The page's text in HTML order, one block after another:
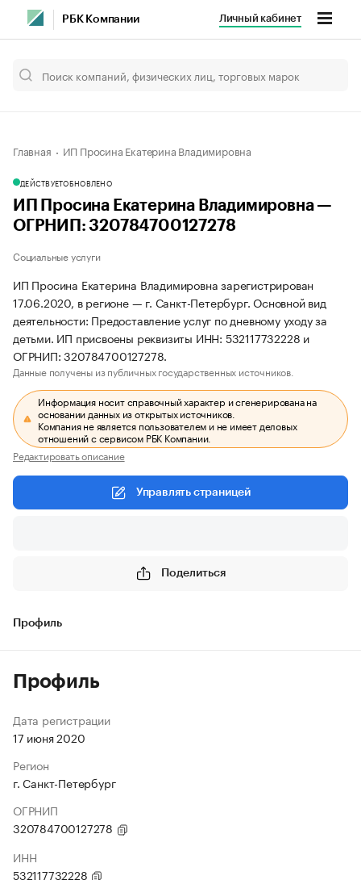
РБК Компании Личный кабинет
Главная ИП Просина Екатерина Владимировна
ДЕЙСТВУЕТОБНОВЛЕНО
ИП Просина Екатерина Владимировна —
ОГРНИП: 320784700127278
Социальные услуги
ИП Просина Екатерина Владимировна зарегистрирован
17.06.2020, в регионе — г. Санкт-Петербург. Основной вид
деятельности: Предоставление услуг по дневному уходу за
детьми. ИП присвоены реквизиты ИНН: 532117732228 и
ОГРНИП: 320784700127278.
Данные получены из публичных государственных источников.
Информация носит справочный характер и сгенерирована на
основании данных из открытых источников.
Компания не является пользователем и не имеет деловых
отношений с сервисом РБК Компании.
Редактировать описание
Управлять страницей
Поделиться
Профиль
Профиль
Дата регистрации
17 июня 2020
Регион
г. Санкт-Петербург
ОГРНИП
320784700127278
ИНН
532117732228